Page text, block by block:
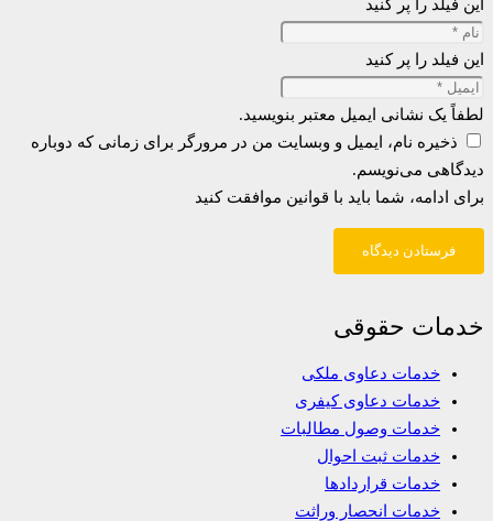
این فیلد را پر کنید
این فیلد را پر کنید
لطفاً یک نشانی ایمیل معتبر بنویسید.
ذخیره نام، ایمیل و وبسایت من در مرورگر برای زمانی که دوباره
دیدگاهی می‌نویسم.
برای ادامه، شما باید با قوانین موافقت کنید
فرستادن دیدگاه
خدمات حقوقی
خدمات دعاوی ملکی
خدمات دعاوی کیفری
خدمات وصول مطالبات
خدمات ثبت احوال
خدمات قراردادها
خدمات انحصار وراثت